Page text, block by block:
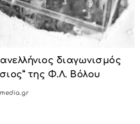
διαγωνισμός
της Φ.Λ. Βόλου